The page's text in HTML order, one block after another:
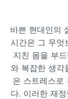
숲에서 찾는 쉼
분위기를 기억
은근한 끌림을
찜질스파
워터스파
프라이빗 스파
바쁜 현대인의
시간은 그 무엇
지친 몸을 부
와 복잡한 생각
은 스트레스로
다. 이러한 재